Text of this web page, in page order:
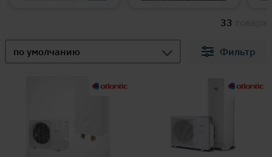
33
по умолчанию Фильтр